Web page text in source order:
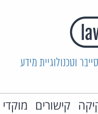
וטכנולוגיית מידע
קישורים